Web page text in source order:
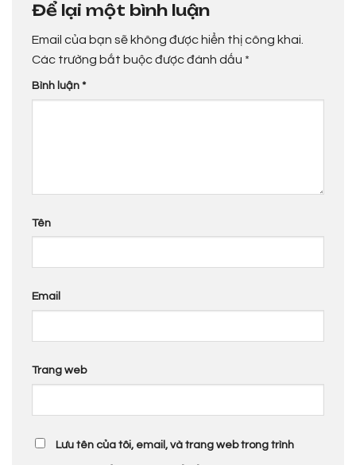
Để lại một bình luận
Email của bạn sẽ không được hiển thị công khai.
Các trường bắt buộc được đánh dấu *
Bình luận *
Tên
Email
Trang web
Lưu tên của tôi, email, và trang web trong trình